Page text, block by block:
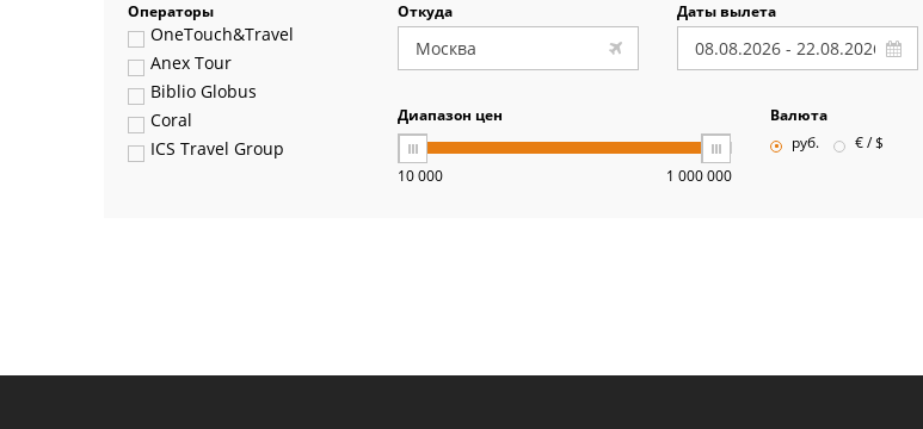
Операторы
OneTouch&Travel
Anex Tour
Biblio Globus
Coral
ICS Travel Group
Pac Group
Откуда Даты вылета
Диапазон цен
10 000 1 000 000
Валюта
руб.
€ / $